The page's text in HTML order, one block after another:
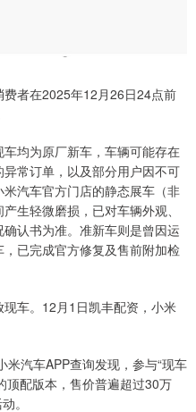
者在2025年12月26日24点前
均为原厂新车，车辆可能存在
常订单，以及部分用户因不可
汽车官方门店的静态展车（非
生轻微磨损，已对车辆外观、
认书为准。准新车则是曾因运
已完成官方修复及售前附加检
车。12月1日凯丰配资，小米
汽车APP查询发现，参与“现车
顶配版本，售价普遍超过30万
。